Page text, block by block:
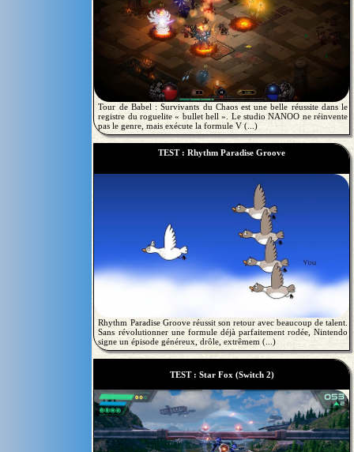
Tour de Babel : Survivants du Chaos est une belle réussite dans le
registre du roguelite « bullet hell ». Le studio NANOO ne réinvente
pas le genre, mais exécute la formule V (...)
TEST : Rhythm Paradise Groove
Rhythm Paradise Groove réussit son retour avec beaucoup de talent.
Sans révolutionner une formule déjà parfaitement rodée, Nintendo
signe un épisode généreux, drôle, extrêmem (...)
TEST : Star Fox (Switch 2)